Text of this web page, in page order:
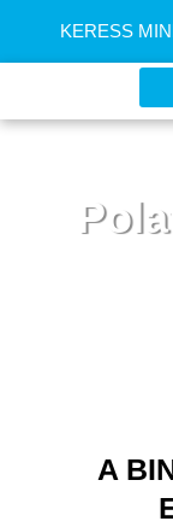
KERESS
A